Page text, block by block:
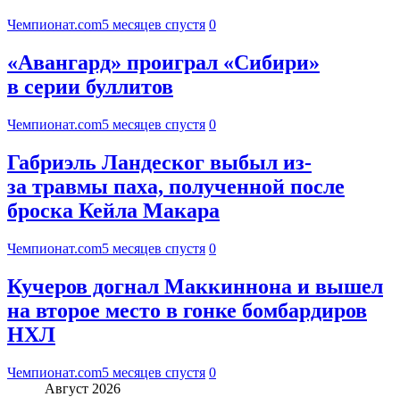
Чемпионат.com5 месяцев спустя 0
«Авангард» проиграл «Сибири»
в серии буллитов
Чемпионат.com5 месяцев спустя 0
Габриэль Ландеског выбыл из-
за травмы паха, полученной после
броска Кейла Макара
Чемпионат.com5 месяцев спустя 0
Кучеров догнал Маккиннона и вышел
на второе место в гонке бомбардиров
НХЛ
Чемпионат.com5 месяцев спустя 0
Август 2026